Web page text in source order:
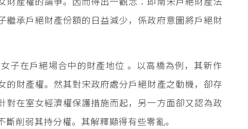
承戶絕財產份額的日益減少，係政府意圖將戶絕財
子在戶絕場合中的財產地位 。以高橋為例，其新作
財產權。然其對宋政府處分戶絕財產之動機，卻存
在室女經濟權保護措施而起，另一方面卻又認為政
削弱其持分權。其解釋顯得有些零亂。